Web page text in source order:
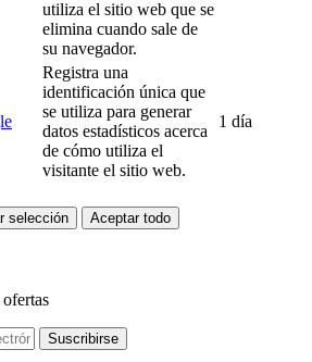
utiliza el sitio web que se
elimina cuando sale de
su navegador.
Registra una
identificación única que
se utiliza para generar
datos estadísticos acerca
de cómo utiliza el
visitante el sitio web.
1 día
selección Aceptar todo
ofertas